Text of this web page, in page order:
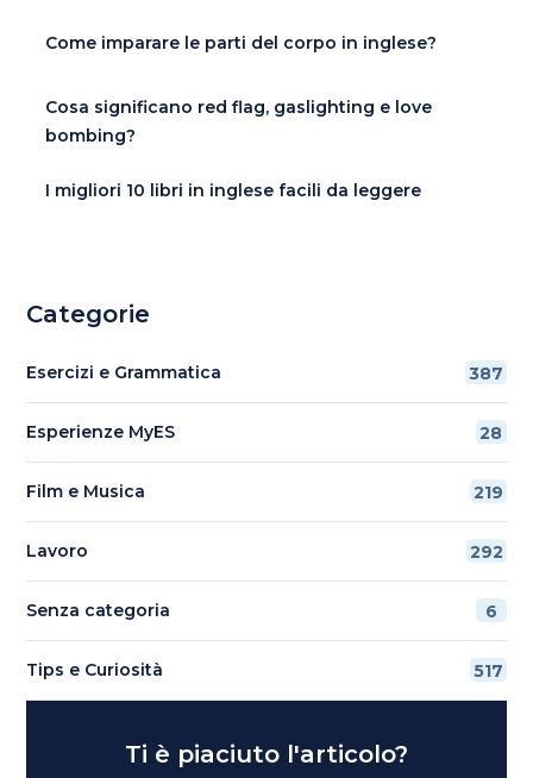
Come imparare le parti del corpo in inglese?
Cosa significano red flag, gaslighting e love
bombing?
I migliori 10 libri in inglese facili da leggere
Categorie
Esercizi e Grammatica 387
Esperienze MyES 28
Film e Musica 219
Lavoro 292
Senza categoria 6
Tips e Curiosità 517
Ti è piaciuto l'articolo?